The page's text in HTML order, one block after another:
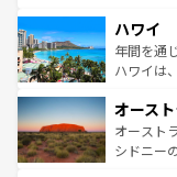
ば市内交通
着のスイ
のような
ンメント
西部には
部のニュ
文化が魅
しみなが
ハワイ
年間を通
ハワイは
ワイ島は
島だが、
おすすめ
オース
オースト
シドニー